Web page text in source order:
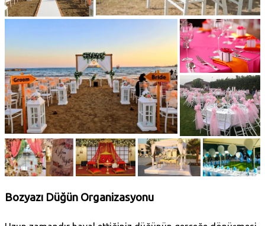
Bozyazı Düğün Organizasyonu